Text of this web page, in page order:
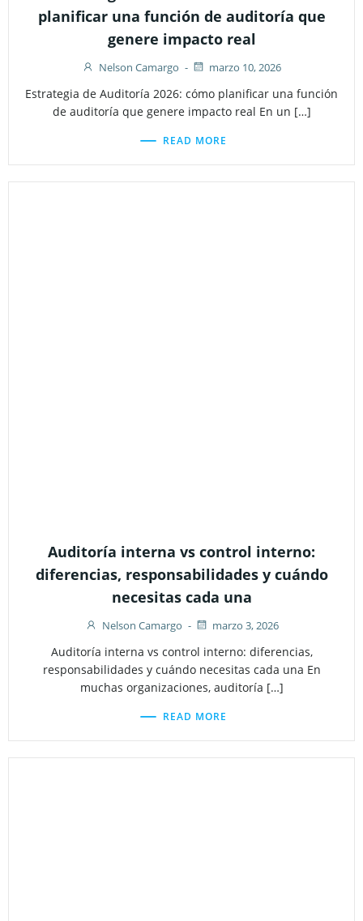
planificar una función de auditoría que
genere impacto real
Nelson Camargo - marzo 10, 2026
Estrategia de Auditoría 2026: cómo planificar una función
de auditoría que genere impacto real En un […]
READ MORE
Auditoría interna vs control interno:
diferencias, responsabilidades y cuándo
necesitas cada una
Nelson Camargo - marzo 3, 2026
Auditoría interna vs control interno: diferencias,
responsabilidades y cuándo necesitas cada una En
muchas organizaciones, auditoría […]
READ MORE